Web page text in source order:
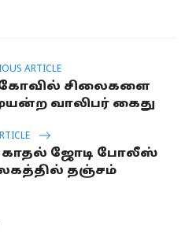
ARTICLE
கோவில் சிலைகளை
வாலிபர் கைது
- காதல் ஜோடி போலீஸ்
தஞ்சம்